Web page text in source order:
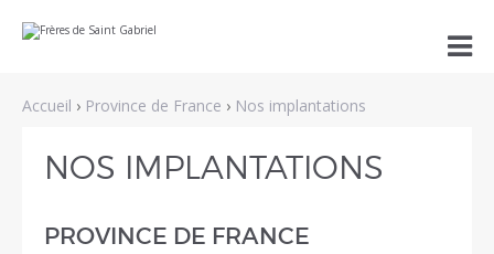
Aller
au
à
Outils
personnels

Accueil › Province de France › Nos implantations
NOS IMPLANTATIONS
PROVINCE DE FRANCE